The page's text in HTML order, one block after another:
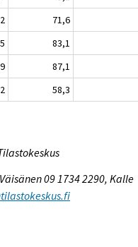
71,6
83,1
87,1
58,3
09 1734 2290, Kalle